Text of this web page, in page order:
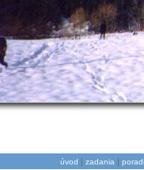
úvod | zadania |